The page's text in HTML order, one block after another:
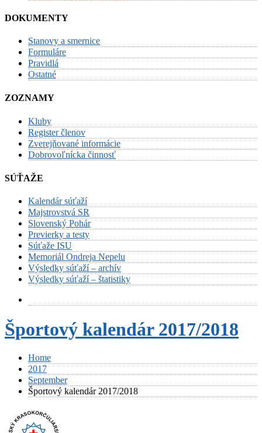
DOKUMENTY
Stanovy a smernice
Formuláre
Pravidlá
Ostatné
ZOZNAMY
Kluby
Register členov
Zverejňované informácie
Dobrovoľnícka činnosť
SÚŤAŽE
Kalendár súťaží
Majstrovstvá SR
Slovenský Pohár
Previerky a testy
Súťaže ISU
Memoriál Ondreja Nepelu
Výsledky súťaží – archív
Výsledky súťaží – štatistiky
Športový kalendár 2017/2018
Home
2017
September
Športový kalendár 2017/2018